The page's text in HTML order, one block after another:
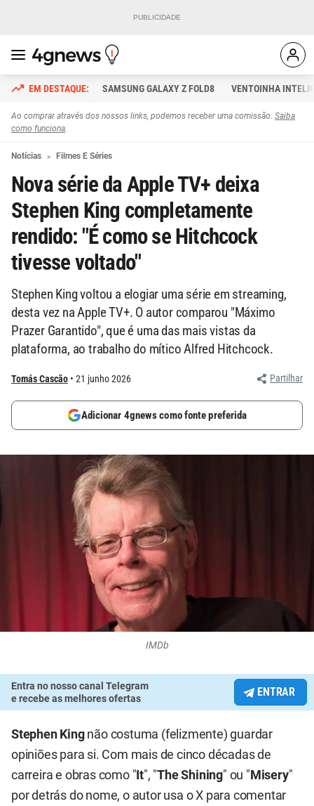
SAMSUNG GALAXY Z FOLD8 VENTOINHA
Ao comprar através dos nossos links, podemos receber uma comissão. Saiba
como funciona.
Notícias Filmes E Séries
Nova série da Apple TV+ deixa
Stephen King completamente
rendido: "É como se Hitchcock
tivesse voltado"
Stephen King voltou a elogiar uma série em streaming,
desta vez na Apple TV+. O autor comparou "Máximo
Prazer Garantido", que é uma das mais vistas da
plataforma, ao trabalho do mítico Alfred Hitchcock.
Tomás Cascão 21 junho 2026 Partilhar
Adicionar 4gnews como fonte preferida
IMDb
Entra no nosso canal Telegram
e recebe as melhores ofertas
ENTRAR
Stephen King não costuma (felizmente) guardar
opiniões para si. Com mais de cinco décadas de
carreira e obras como " It", "The Shining" ou " Misery"
por detrás do nome, o autor usa o X para comentar